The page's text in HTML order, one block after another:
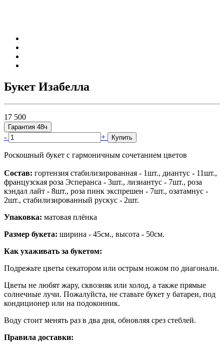
Букет Изабелла
17 500
Гарантия 48ч
- + Купить
Роскошный букет с гармоничным сочетанием цветов
Состав: гортензия стабилизированная - 1шт., диантус - 11шт.,
французская роза Эсперанса - 3шт., лизиантус - 7шт., роза
кэндал лайт - 8шт., роза пинк экспрешен - 7шт., озатамнус -
2шт., стабилизированный рускус - 2шт.
Упаковка: матовая плёнка
Размер букета: ширина - 45см., высота - 50см.
Как ухаживать за букетом:
Подрежьте цветы секатором или острым ножом по диагонали.
Цветы не любят жару, сквозняк или холод, а также прямые
солнечные лучи. Пожалуйста, не ставьте букет у батареи, под
кондиционер или на подоконник.
Воду стоит менять раз в два дня, обновляя срез стеблей.
Правила доставки: